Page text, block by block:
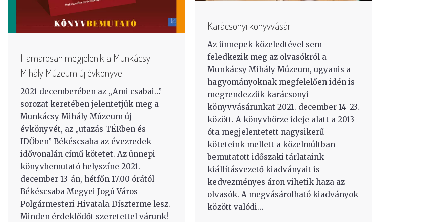
Karácsonyi könyvvásár
Az ünnepek közeledtével sem
feledkezik meg az olvasókról a
Munkácsy Mihály Múzeum, ugyanis a
hagyományoknak megfelelően idén is
megrendezzük karácsonyi
könyvvásárunkat 2021. december 14–23.
között. A könyvbörze ideje alatt a 2013
óta megjelentetett nagysikerű
köteteink mellett a közelmúltban
bemutatott időszaki tárlataink
kiállításvezető kiadványait is
kedvezményes áron vihetik haza az
olvasók. A megvásárolható kiadványok
között valódi…
Hamarosan megjelenik a Munkácsy
Mihály Múzeum új évkönyve
2021 decemberében az „Ami csabai…”
sorozat keretében jelentetjük meg a
Munkácsy Mihály Múzeum új
évkönyvét, az „utazás TÉRben és
IDŐben” Békéscsaba az évezredek
idővonalán című kötetet. Az ünnepi
könyvbemutató helyszíne 2021.
december 13-án, hétfőn 17.00 órától
Békéscsaba Megyei Jogú Város
Polgármesteri Hivatala Díszterme lesz.
Minden érdeklődőt szeretettel várunk!